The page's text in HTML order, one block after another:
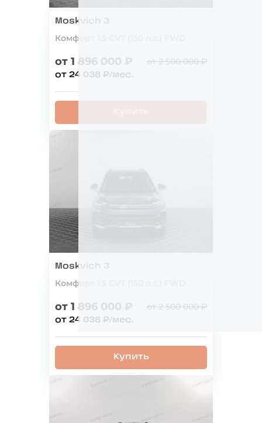
Moskvich 3
Комфорт 1.5 CVT (150 л.с.) FWD
от 1 896 000 ₽ от 2 500 000 ₽
от 24 038 ₽/мес.
Moskvich 3
Комфорт 1.5 CVT (150 л.с.) FWD
от 1 896 000 ₽ от 2 500 000 ₽
от 24 038 ₽/мес.
Купить